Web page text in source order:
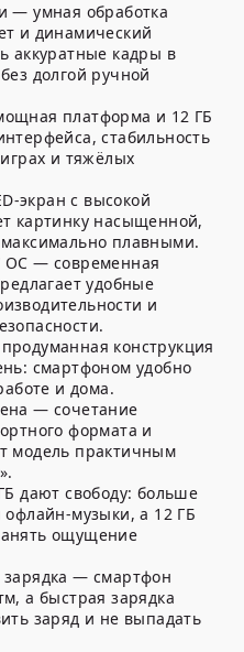
— умная обработка
и динамический
аккуратные кадры в
долгой ручной
платформа и 12 ГБ
стабильность
и тяжёлых
экран с высокой
картинку насыщенной,
плавными.
— современная
удобные
и
конструкция
смартфоном удобно
и дома.
— сочетание
формата и
модель практичным
дают свободу: больше
музыки, а 12 ГБ
ощущение
— смартфон
а быстрая зарядка
заряд и не выпадать